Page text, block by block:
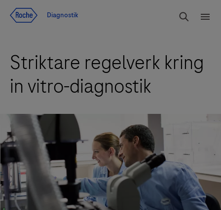
Diagnostik
Striktare regelverk kring
in vitro-diagnostik